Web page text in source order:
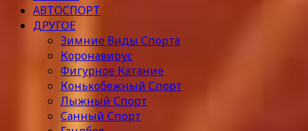
АВТОСПОРТ
ДРУГОЕ
Зимние Виды Спорта
Коронавирус
Фигурное Катание
Конькобежный Спорт
Лыжный Спорт
Санный Спорт